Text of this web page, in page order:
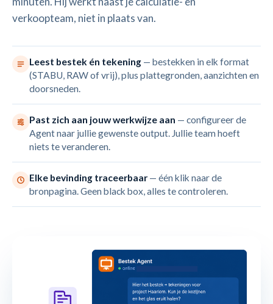
verkoopteam, niet in plaats van.
Leest bestek én tekening — bestekken in elk format
(STABU, RAW of vrij), plus plattegronden, aanzichten en
doorsneden.
Past zich aan jouw werkwijze aan — configureer de
Agent naar jullie gewenste output. Jullie team hoeft
niets te veranderen.
Elke bevinding traceerbaar — één klik naar de
bronpagina. Geen black box, alles te controleren.